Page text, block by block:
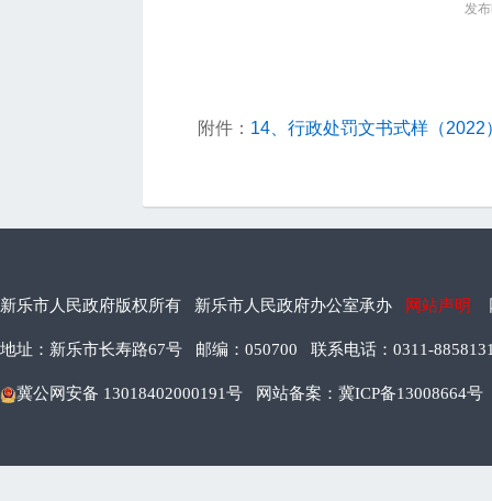
发
附件： 14、行政处罚文书式样（2022